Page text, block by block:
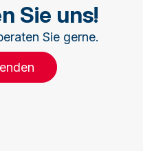
Sie uns!
Sie gerne.